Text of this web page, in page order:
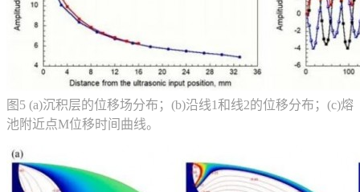
图5 (a)沉积层的位移场分布；(b)沿线1和线2的位移分布；(c)熔
池附近点M位移时间曲线。